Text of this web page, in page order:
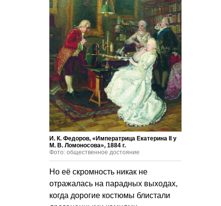
И. К. Федоров, «Императрица Екатерина II у
М. В. Ломоносова», 1884 г.
Фото: общественное достояние
Но её скромность никак не
отражалась на парадных выходах,
когда дорогие костюмы блистали